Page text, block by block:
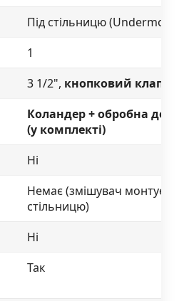
Під стільницю
1
3 1/2", кнопковий клапан
Коландер + обробна
(у комплекті)
Ні
Немає (змішувач
стільницю)
Ні
Так